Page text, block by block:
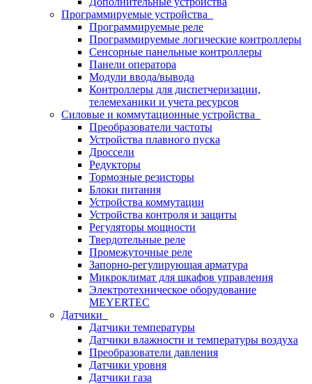
Программируемые устройства
Программируемые реле
Программируемые логические контроллеры
Сенсорные панельные контроллеры
Панели оператора
Модули ввода/вывода
Контроллеры для диспетчеризации,
телемеханики и учета ресурсов
Силовые и коммутационные устройства
Преобразователи частоты
Устройства плавного пуска
Дроссели
Редукторы
Тормозные резисторы
Блоки питания
Устройства коммутации
Устройства контроля и защиты
Регуляторы мощности
Твердотельные реле
Промежуточные реле
Запорно-регулирующая арматура
Микроклимат для шкафов управления
Электротехническое оборудование
MEYERTEC
Датчики
Датчики температуры
Датчики влажности и температуры воздуха
Преобразователи давления
Датчики уровня
Датчики газа